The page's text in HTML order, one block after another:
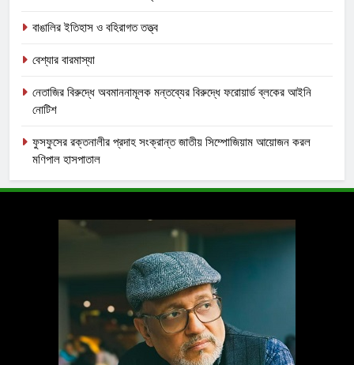
বাঙালির ইতিহাস ও বহিরাগত তত্ত্ব
বেশ্যার বারমাস্যা
নেতাজির বিরুদ্ধে অবমাননামূলক মন্তব্যের বিরুদ্ধে ফরোয়ার্ড ব্লকের আইনি
নোটিশ
ফুসফুসের রক্তনালীর প্রদাহ সংক্রান্ত জাতীয় সিম্পোজিয়াম আয়োজন করল
মণিপাল হাসপাতাল